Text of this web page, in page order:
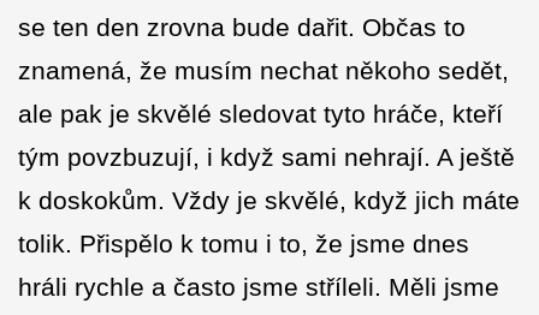
se ten den zrovna bude dařit. Občas to
znamená, že musím nechat někoho sedět,
ale pak je skvělé sledovat tyto hráče, kteří
tým povzbuzují, i když sami nehrají. A ještě
k doskokům. Vždy je skvělé, když jich máte
tolik. Přispělo k tomu i to, že jsme dnes
hráli rychle a často jsme stříleli. Měli jsme